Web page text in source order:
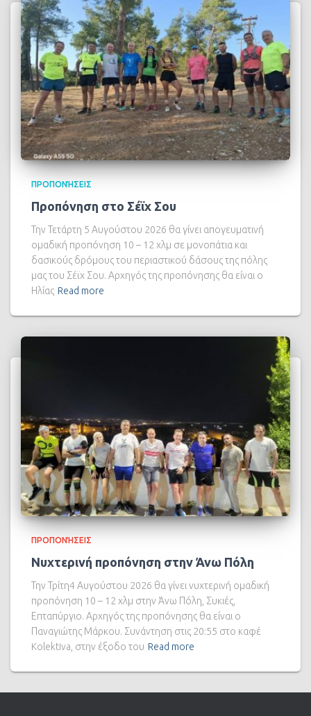
ΠΡΟΠΟΝΉΣΕΙΣ
Προπόνηση στο Σέϊχ Σου
Την Τετάρτη 5 Αυγούστου 2026 θα γίνει απογευματινή
ομαδική προπόνηση 10 – 12 χλμ σε μονοπάτια και
δασικούς δρόμους του περιαστικού δάσους της πόλης
μας του Σέϊχ Σου. Αρχηγός της προπόνησης θα είναι ο
Ηλίας Read more
ΠΡΟΠΟΝΉΣΕΙΣ
Νυχτερινή προπόνηση στην Άνω Πόλη
Την Τρίτη4 Αυγούστου 2026 θα γίνει νυχτερινή ομαδική
προπόνηση 10 – 12 χλμ στην Άνω Πόλη, Συκιές,
Επταπύργιο. Αρχηγός της προπόνησης θα είναι ο
Παναγιώτης Μάρκου. Συνάντηση στις 20:55 στο καφέ
Kolektiva, στην έξοδο του Read more